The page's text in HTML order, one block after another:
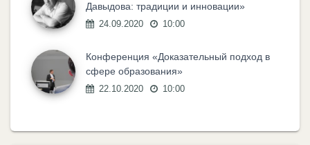
Давыдова: традиции и инновации»
24.09.2020 10:00
Конференция «Доказательный подход в
сфере образования»
22.10.2020 10:00